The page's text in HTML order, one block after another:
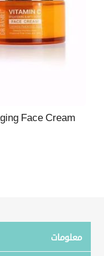
Face Cream
معلومات